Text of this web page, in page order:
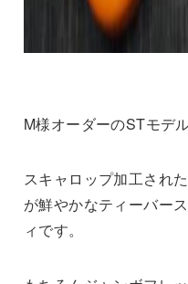
M様オーダーのSTモデ
スキャロップ加工され
が鮮やかなティーバー
ィです。